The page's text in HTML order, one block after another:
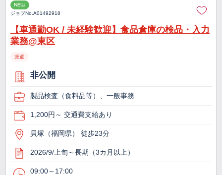
NEW
ジョブNo.A01492918
【車通勤OK / 未経験歓迎】食品倉庫の検品・入力
業務@東区
派遣
非公開
製品検査（食料品等）、一般事務
1,200円～ 交通費支給あり
貝塚（福岡県） 徒歩23分
2026/9/上旬～長期（3カ月以上）
09:00～17:00